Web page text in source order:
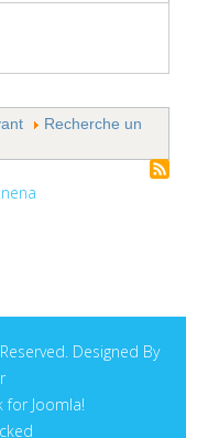
Recherche un
Designed By
for Joomla!